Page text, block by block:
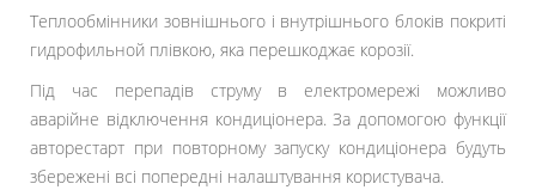
Теплообмінники зовнішнього і внутрішнього блоків покриті
гидрофильной плівкою, яка перешкоджає корозії.
Під час перепадів струму в електромережі можливо
аварійне відключення кондиціонера. За допомогою функції
авторестарт при повторному запуску кондиціонера будуть
збережені всі попередні налаштування користувача.